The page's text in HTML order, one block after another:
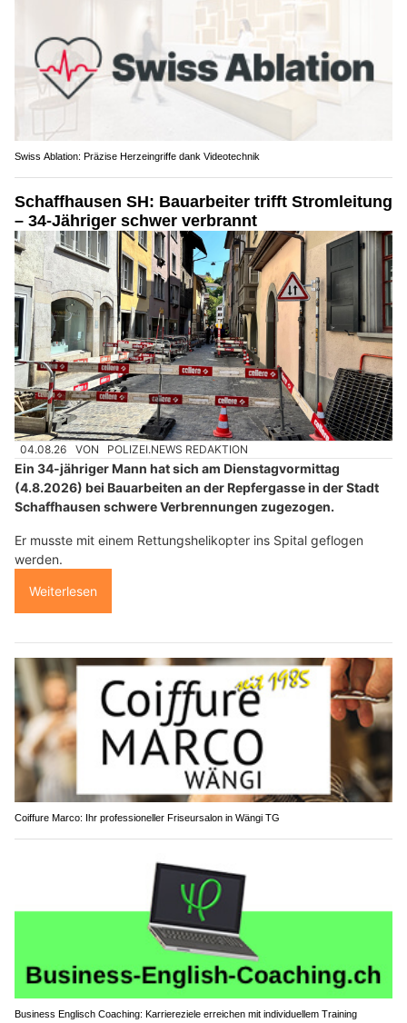
Swiss Ablation: Präzise Herzeingriffe dank Videotechnik
Schaffhausen SH: Bauarbeiter trifft Stromleitung
– 34-Jähriger schwer verbrannt
04.08.26 VON POLIZEI.NEWS REDAKTION
Ein 34-jähriger Mann hat sich am Dienstagvormittag
(4.8.2026) bei Bauarbeiten an der Repfergasse in der Stadt
Schaffhausen schwere Verbrennungen zugezogen.
Er musste mit einem Rettungshelikopter ins Spital geflogen
werden.
Weiterlesen
Coiffure Marco: Ihr professioneller Friseursalon in Wängi TG
Business Englisch Coaching: Karriereziele erreichen mit individuellem Training